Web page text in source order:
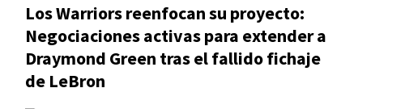
Los Warriors reenfocan su proyecto:
Negociaciones activas para extender a
Draymond Green tras el fallido fichaje
de LeBron